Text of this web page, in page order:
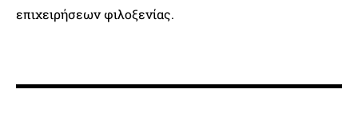
επιχειρήσεων φιλοξενίας.